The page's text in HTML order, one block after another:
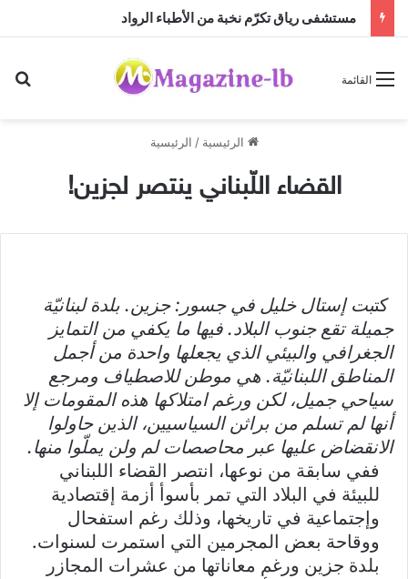
مستشفى رياق تكرّم نخبة من الأطباء الرواد
القائمة
الرئيسية / الرئيسية
القضاء اللّبناني ينتصر لجزين!
كتبت إستال خليل في جسور: جزين. بلدة لبنانيّة
جميلة تقع جنوب البلاد. فيها ما يكفي من التمايز
الجغرافي والبيئي الذي يجعلها واحدة من أجمل
المناطق اللبنانيّة. هي موطن للاصطياف ومرجع
سياحي جميل، لكن ورغم امتلاكها هذه المقومات إلا
أنها لم تسلم من براثن السياسيين، الذين حاولوا
الانقضاض عليها عبر محاصصات لم ولن يملّوا منها.
ففي سابقة من نوعها، انتصر القضاء اللبناني
للبيئة في البلاد التي تمر بأسوأ أزمة إقتصادية
وإجتماعية في تاريخها، وذلك رغم استفحال
ووقاحة بعض المجرمين التي استمرت لسنوات.
بلدة جزين ورغم معاناتها من عشرات المجازر